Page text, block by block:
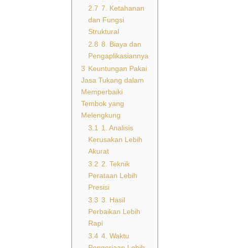
2.7 7. Ketahanan
dan Fungsi
Struktural
2.8 8. Biaya dan
Pengaplikasiannya
3 Keuntungan Pakai
Jasa Tukang dalam
Memperbaiki
Tembok yang
Melengkung
3.1
1. Analisis
Kerusakan Lebih
Akurat
3.2 2. Teknik
Perataan Lebih
Presisi
3.3 3. Hasil
Perbaikan Lebih
Rapi
3.4 4. Waktu